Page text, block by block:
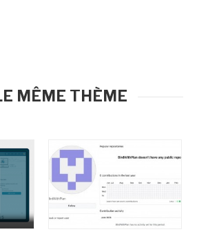
MÊME THÈME